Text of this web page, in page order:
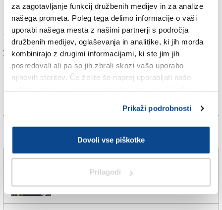
za zagotavljanje funkcij družbenih medijev in za analize
našega prometa. Poleg tega delimo informacije o vaši
uporabi našega mesta z našimi partnerji s področja
družbenih medijev, oglaševanja in analitike, ki jih morda
kombinirajo z drugimi informacijami, ki ste jim jih
posredovali ali pa so jih zbrali skozi vašo uporabo
njihovih storitev. Če želite še naprej uporabljati našo
Prikaži podrobnosti
Dovoli vse piškotke
Prilagodi
Celoten intervju objavljamo v današnji (petkovi) izdaji
Primorskega dnevnika.
Za branje in pisanje komentarjevje potrebna prijava
Guccini je v 60. letih odslužil del vojaškega roka pri
POLJANKA DOLHAR |7. avg. 2026 | 12:55